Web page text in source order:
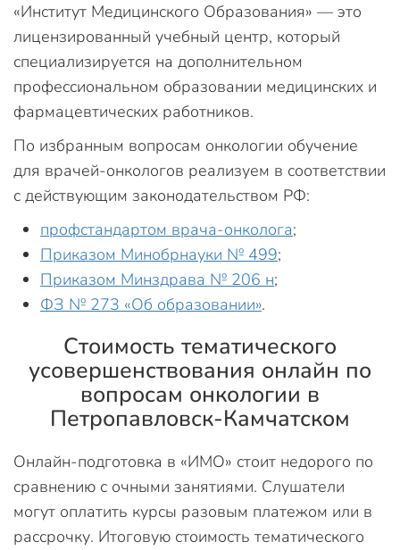
«Институт Медицинского Образования» — это
лицензированный учебный центр, который
специализируется на дополнительном
профессиональном образовании медицинских и
фармацевтических работников.
По избранным вопросам онкологии обучение
для врачей-онкологов реализуем в соответствии
с действующим законодательством РФ:
профстандартом врача-онколога;
Приказом Минобрнауки № 499;
Приказом Минздрава № 206 н;
ФЗ № 273 «Об образовании».
Стоимость тематического
усовершенствования онлайн по
вопросам онкологии в
Петропавловск-Камчатском
Онлайн-подготовка в «ИМО» стоит недорого по
сравнению с очными занятиями. Слушатели
могут оплатить курсы разовым платежом или в
рассрочку. Итоговую стоимость тематического